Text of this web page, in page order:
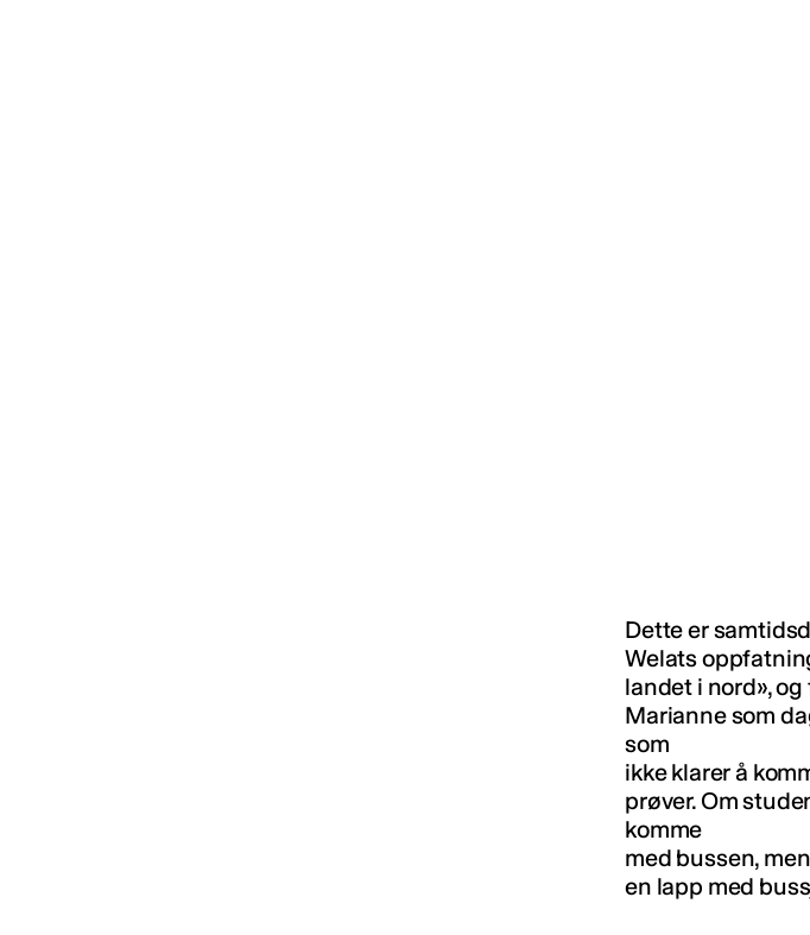
Dette er
Welats
landet i nord»,
Marianne som
som
ikke klarer å
prøver. Om
komme
med bussen,
en lapp med